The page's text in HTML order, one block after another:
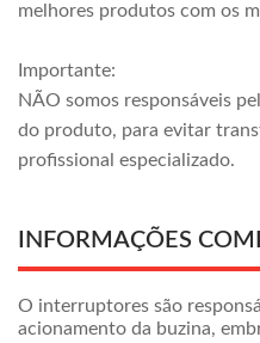
melhores produtos com os
Importante:
NÃO somos responsáveis
do produto, para evitar
profissional especializado.
INFORMAÇÕES
O interruptores são
acionamento da buzina,